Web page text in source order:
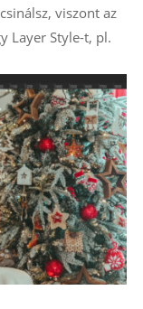
viszont az
Layer Style-t, pl.